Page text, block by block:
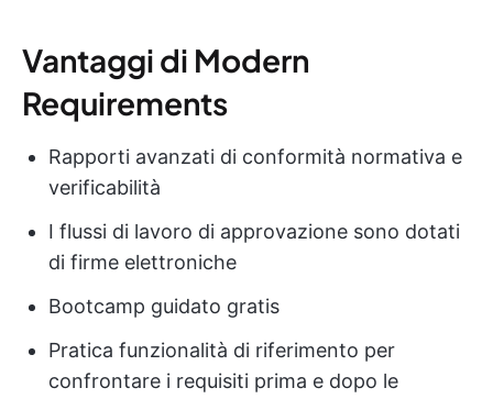
Vantaggi di Modern
Requirements
Rapporti avanzati di conformità normativa e
verificabilità
I flussi di lavoro di approvazione sono dotati
di firme elettroniche
Bootcamp guidato gratis
Pratica funzionalità di riferimento per
confrontare i requisiti prima e dopo le